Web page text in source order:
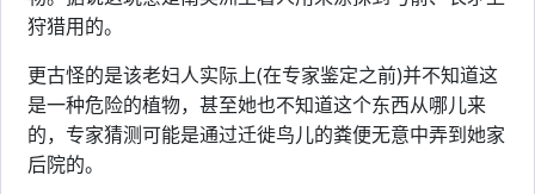
狩猎用的。
更古怪的是该老妇人实际上(在专家鉴定之前)并不知道这
是一种危险的植物，甚至她也不知道这个东西从哪儿来
的，专家猜测可能是通过迁徙鸟儿的粪便无意中弄到她家
后院的。